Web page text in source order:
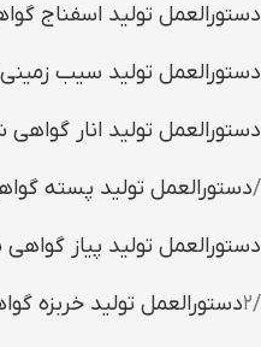
دستورالعمل تولید اسفناج
دستورالعمل تولید سیب
دستورالعمل تولید انار
/دستورالعمل تولید پسته
دستورالعمل تولید پیاز
/۲ دستورالعمل تولید خربزه